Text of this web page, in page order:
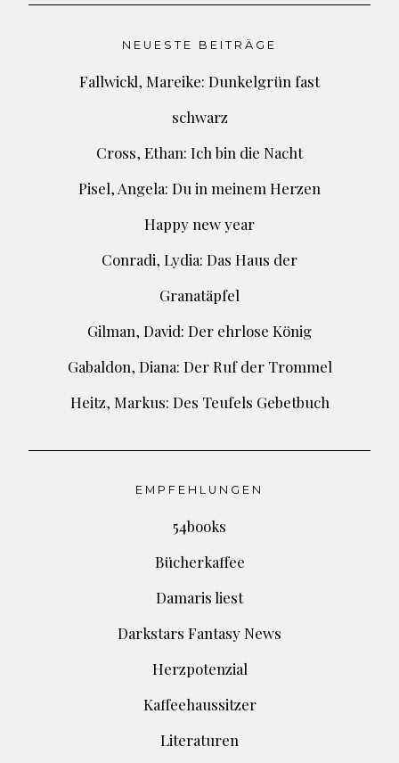
NEUESTE BEITRÄGE
Fallwickl, Mareike: Dunkelgrün fast
schwarz
Cross, Ethan: Ich bin die Nacht
Pisel, Angela: Du in meinem Herzen
Happy new year
Conradi, Lydia: Das Haus der
Granatäpfel
Gilman, David: Der ehrlose König
Gabaldon, Diana: Der Ruf der Trommel
Heitz, Markus: Des Teufels Gebetbuch
EMPFEHLUNGEN
54books
Bücherkaffee
Damaris liest
Darkstars Fantasy News
Herzpotenzial
Kaffeehaussitzer
Literaturen